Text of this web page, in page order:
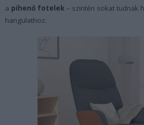
a pihenő fotelek – szintén sokat tudnak
hangulathoz.